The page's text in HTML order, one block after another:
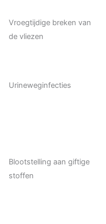
Vroegtijdige breken van
de vliezen
Urineweginfecties
Blootstelling aan giftige
stoffen